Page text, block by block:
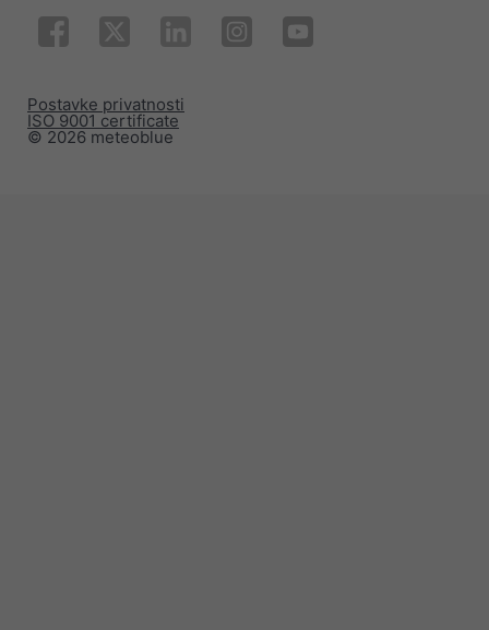
© 2026 meteoblue
ISO 9001 certificate
Postavke privatnosti